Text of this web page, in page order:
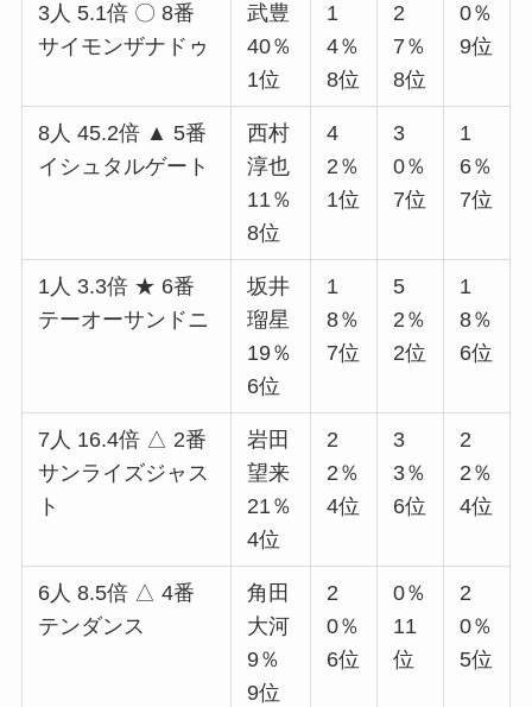
3人 5.1倍 〇 8番
サイモンザナドゥ
武豊
40％
1位
1
4％
8位
2
7％
8位
0％
9位
8人 45.2倍 ▲ 5番
イシュタルゲート
西村
淳也
11％
8位
4
2％
1位
3
0％
7位
1
6％
7位
1人 3.3倍 ★ 6番
テーオーサンドニ
坂井
瑠星
19％
6位
1
8％
7位
5
2％
2位
1
8％
6位
7人 16.4倍 △ 2番
サンライズジャス
ト
岩田
望来
21％
4位
2
2％
4位
3
3％
6位
2
2％
4位
6人 8.5倍 △ 4番
テンダンス
角田
大河
9％
9位
2
0％
6位
0％
11
位
2
0％
5位